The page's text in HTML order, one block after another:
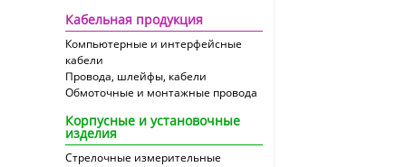
Кабельная продукция
Компьютерные и интерфейсные
кабели
Провода, шлейфы, кабели
Обмоточные и монтажные провода
Корпусные и установочные
изделия
Стрелочные измерительные